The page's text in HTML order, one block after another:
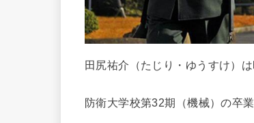
田尻祐介（たじり・ゆうすけ）
防衛大学校第32期（機械）の卒